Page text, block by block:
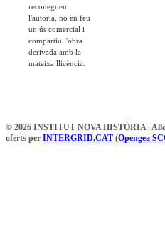
reconegueu
l'autoria, no en feu
un ús comercial i
compartiu l'obra
derivada amb la
mateixa llicència.
© 2026 INSTITUT NOVA HISTÒRIA |
oferts per INTERGRID.CAT (Opengea